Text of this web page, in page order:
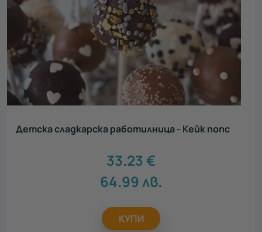
Детска сладкарска работилница - Кейк попс
33.23€
64.99 лв.
КУПИ